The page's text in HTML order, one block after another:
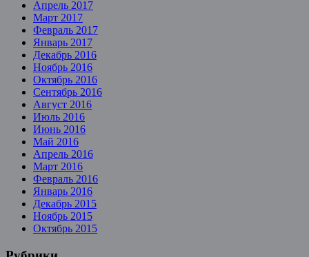
Апрель 2017
Март 2017
Февраль 2017
Январь 2017
Декабрь 2016
Ноябрь 2016
Октябрь 2016
Сентябрь 2016
Август 2016
Июль 2016
Июнь 2016
Май 2016
Апрель 2016
Март 2016
Февраль 2016
Январь 2016
Декабрь 2015
Ноябрь 2015
Октябрь 2015